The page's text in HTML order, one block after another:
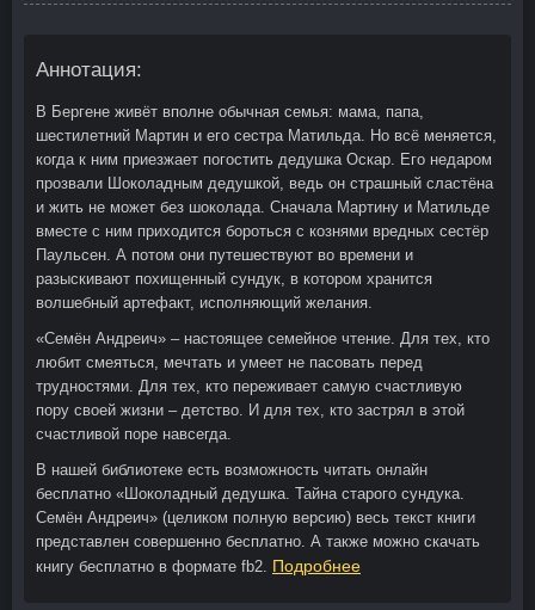
Аннотация:
В Бергене живёт вполне обычная семья: мама, папа,
шестилетний Мартин и его сестра Матильда. Но всё меняется,
когда к ним приезжает погостить дедушка Оскар. Его недаром
прозвали Шоколадным дедушкой, ведь он страшный сластёна
и жить не может без шоколада. Сначала Мартину и Матильде
вместе с ним приходится бороться с кознями вредных сестёр
Паульсен. А потом они путешествуют во времени и
разыскивают похищенный сундук, в котором хранится
волшебный артефакт, исполняющий желания.
«Семён Андреич» – настоящее семейное чтение. Для тех, кто
любит смеяться, мечтать и умеет не пасовать перед
трудностями. Для тех, кто переживает самую счастливую
пору своей жизни – детство. И для тех, кто застрял в этой
счастливой поре навсегда.
В нашей библиотеке есть возможность читать онлайн
бесплатно «Шоколадный дедушка. Тайна старого сундука.
Семён Андреич» (целиком полную версию) весь текст книги
представлен совершенно бесплатно. А также можно скачать
книгу бесплатно в формате fb2. Подробнее